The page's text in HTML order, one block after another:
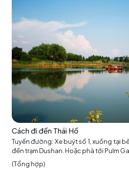
Cách đi đến Thái Hồ
Tuyến đường: Xe buýt số 1, xuống tại
đến trạm Dushan. Hoặc phà tới Pulm
(Tổng hợp)